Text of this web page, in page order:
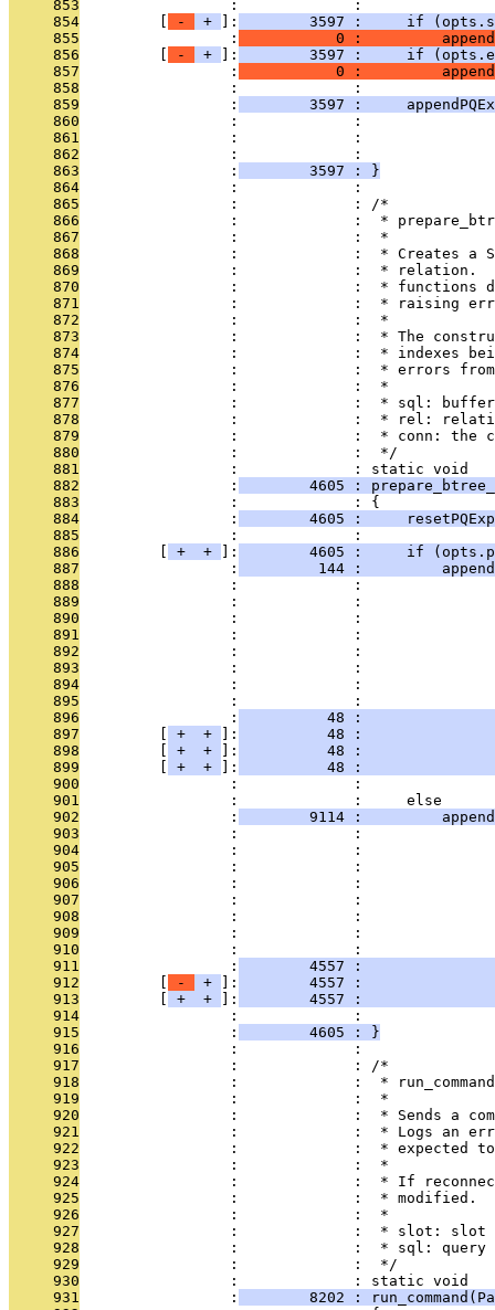
     853
                 :             :
     854
- + ]:
3597 :     if
     855
                 :
0 :
     856
- + ]:
3597 :     if
     857
                 :
0 :
     858
                 :             :
     859
                 :
3597 :
     860
:             :
     861
:             :
     862
:             :
     863
                 :
        3597 : }
     864
                 :             :
     865
                 :             : /*
     866
:             :  *
     867
                 :             :  *
     868
:             :  * Creates a
     869
:             :  * relation.
     870
:             :  * functions
     871
:             :  * raising
     872
                 :             :  *
     873
:             :  * The
     874
:             :  * indexes
     875
:             :  * errors
     876
                 :             :  *
     877
:             :  * sql:
     878
:             :  * rel:
     879
:             :  * conn: the
     880
                 :             :  */
     881
                 :             : static void
     882
                 :
4605 :
     883
                 :             : {
     884
                 :
4605 :
     885
                 :             :
     886
+ + ]:
4605 :     if
     887
                 :
144 :
     888
:             :
     889
:             :
     890
:             :
     891
:             :
     892
:             :
     893
:             :
     894
:             :
     895
:             :
     896
                 :
48 :
     897
+ + ]:
48 :
     898
+ + ]:
48 :
     899
+ + ]:
48 :
     900
:             :
     901
                 :             :     else
     902
                 :
9114 :
     903
:             :
     904
:             :
     905
:             :
     906
:             :
     907
:             :
     908
:             :
     909
:             :
     910
:             :
     911
                 :
4557 :
     912
- + ]:
4557 :
     913
+ + ]:
4557 :
     914
:             :
     915
                 :
        4605 : }
     916
                 :             :
     917
                 :             : /*
     918
                 :             :  * run_command
     919
                 :             :  *
     920
:             :  * Sends a
     921
:             :  * Logs an
     922
:             :  * expected
     923
                 :             :  *
     924
:             :  * If
     925
                 :             :  * modified.
     926
                 :             :  *
     927
:             :  * slot:
     928
:             :  * sql: query
     929
                 :             :  */
     930
                 :             : static void
     931
                 :
8202 :